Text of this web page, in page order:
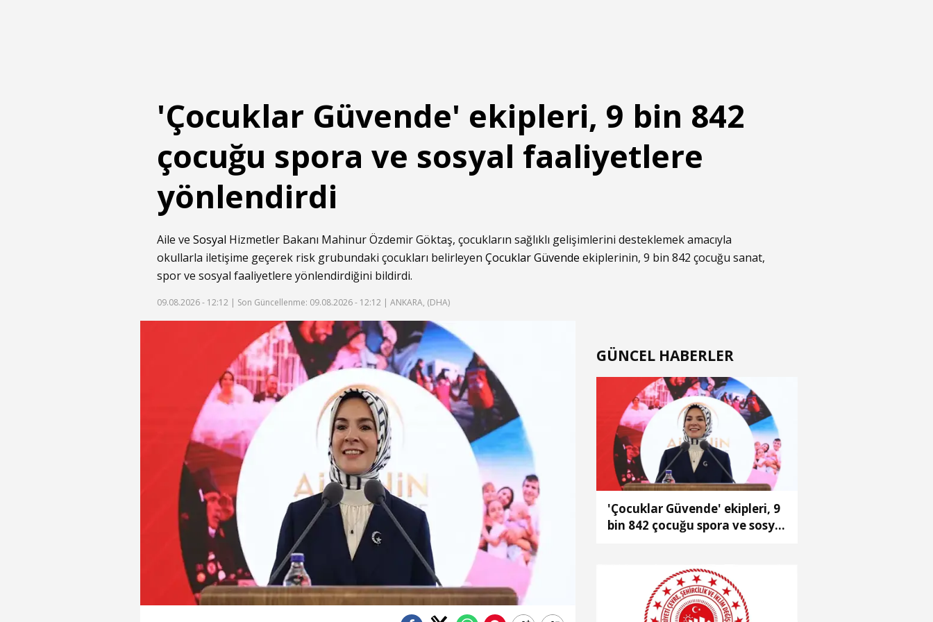
'Çocuklar Güvende' ekipleri, 9 bin 842
çocuğu spora ve sosyal faaliyetlere
yönlendirdi
Aile ve Sosyal Hizmetler Bakanı Mahinur Özdemir Göktaş, çocukların sağlıklı gelişimlerini desteklemek amacıyla
okullarla iletişime geçerek risk grubundaki çocukları belirleyen Çocuklar Güvende ekiplerinin, 9 bin 842 çocuğu sanat,
spor ve sosyal faaliyetlere yönlendirdiğini bildirdi.
09.08.2026 - 12:12 | Son Güncellenme: 09.08.2026 - 12:12 | ANKARA, (DHA)
GÜNCEL HABERLER
'Çocuklar Güvende' ekipleri, 9
bin 842 çocuğu spora ve sosyal